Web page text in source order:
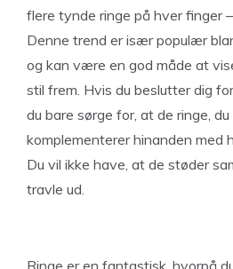
flere tynde ringe på hver finger
Denne trend er især populær
og kan være en god måde at
stil frem. Hvis du beslutter dig
du bare sørge for, at de ringe,
komplementerer hinanden med
Du vil ikke have, at de støder
travle ud.
Ringe er en fantastisk, hvorpå